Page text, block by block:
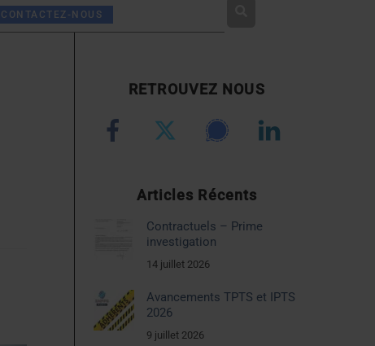
CONTACTEZ-NOUS
RETROUVEZ NOUS
Articles Récents
Contractuels – Prime
investigation
14 juillet 2026
Avancements TPTS et IPTS
2026
9 juillet 2026